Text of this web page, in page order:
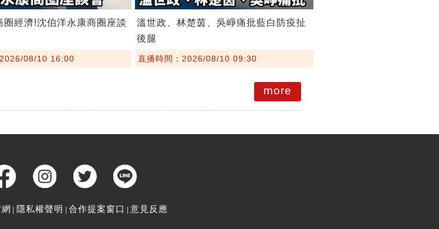
圈經濟!沈伯洋永康商圈座談
08/10 16:00
溫世政、林楚茵、吳崢痛批藍白防疫扯
後腿
直播時間：2026/08/10 09:30
more
隱私權聲明 合作提案窗口 意見反應